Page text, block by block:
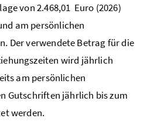
von 2.468,01 Euro (2026)
am persönlichen
Der verwendete Betrag für die
wird jährlich
am persönlichen
Gutschriften jährlich bis zum
werden.